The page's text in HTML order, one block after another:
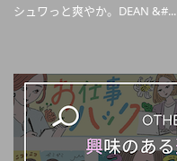
シュワっと爽やか。DEAN &#...